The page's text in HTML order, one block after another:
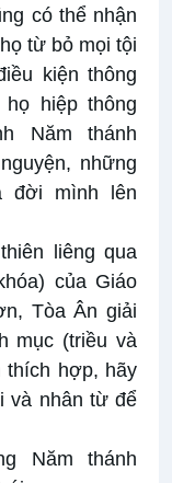
có thể nhận
từ bỏ mọi tội
kiện thông
hiệp thông
Năm thánh
những
đời mình lên
liêng qua
của Giáo
Tòa Ân giải
mục (triều và
thích hợp, hãy
và nhân từ để
Năm thánh